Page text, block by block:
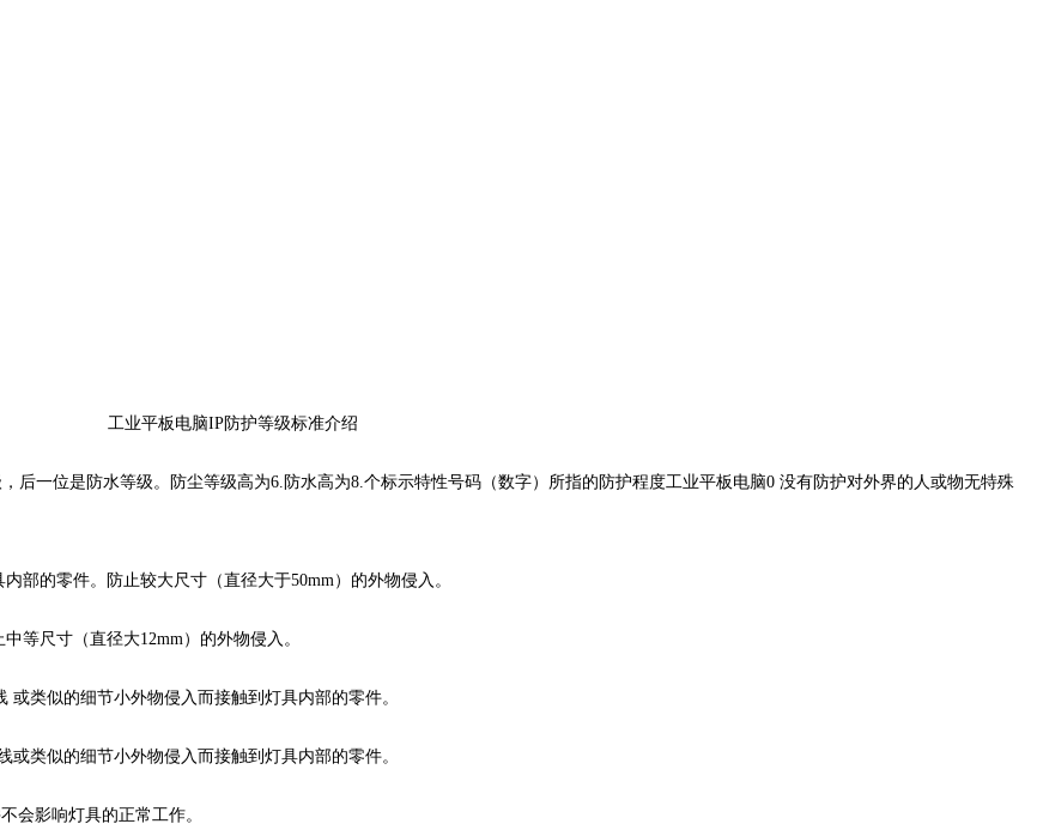
工业平板电脑IP防护等级标准介绍
后一位是防水等级。防尘等级高为6.防水高为8.个标示特性号码（数字）所指的防护程度工业平板电脑0 没有防护对外界的人或物无特殊
部的零件。防止较大尺寸（直径大于50mm）的外物侵入。
等尺寸（直径大12mm）的外物侵入。
类似的细节小外物侵入而接触到灯具内部的零件。
类似的细节小外物侵入而接触到灯具内部的零件。
会影响灯具的正常工作。